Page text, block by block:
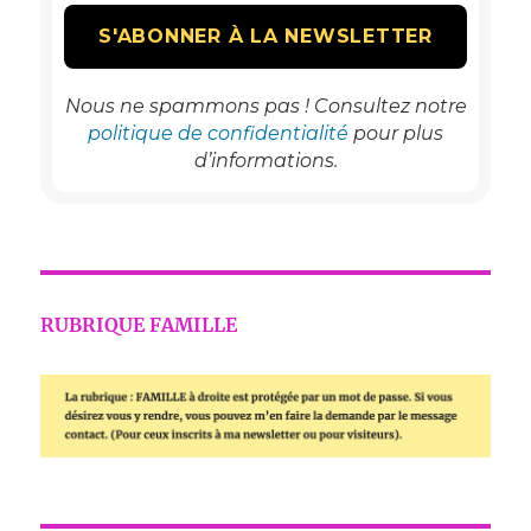
Nous ne spammons pas ! Consultez notre
politique de confidentialité pour plus
d’informations.
RUBRIQUE FAMILLE